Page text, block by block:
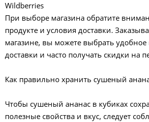
Wildberries
При выборе магазина обратите
продукте и условия доставки.
магазине, вы можете выбрать удобное
доставки и часто получать скидки на
Как правильно хранить сушеный
Чтобы сушеный ананас в кубиках
полезные свойства и вкус, следует